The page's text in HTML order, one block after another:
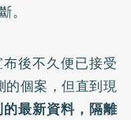
。
後不久便已接受
的個案，但直到現
最新資料，隔離